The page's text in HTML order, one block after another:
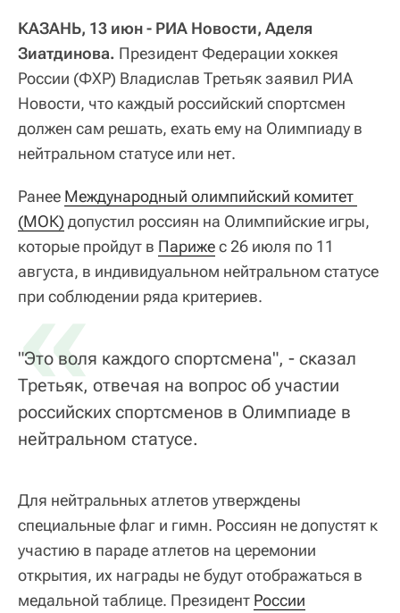
КАЗАНЬ, 13 июн - РИА Новости, Аделя
Зиатдинова. Президент Федерации хоккея
России (ФХР) Владислав Третьяк заявил РИА
Новости, что каждый российский спортсмен
должен сам решать, ехать ему на Олимпиаду в
нейтральном статусе или нет.
Ранее Международный олимпийский комитет
(МОК) допустил россиян на Олимпийские игры,
которые пройдут в Парижес 26 июля по 11
августа, в индивидуальном нейтральном статусе
при соблюдении ряда критериев.
«
"Это воля каждого спортсмена", - сказал
Третьяк, отвечая на вопрос об участии
российских спортсменов в Олимпиаде в
нейтральном статусе.
Для нейтральных атлетов утверждены
специальные флаг и гимн. Россиян не допустят к
участию в параде атлетов на церемонии
открытия, их награды не будут отображаться в
медальной таблице. Президент России